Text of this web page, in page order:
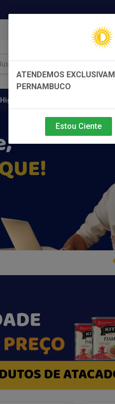
Higiene e Beleza
ATENDEMOS
PERNAMBUCO
Estou Ciente